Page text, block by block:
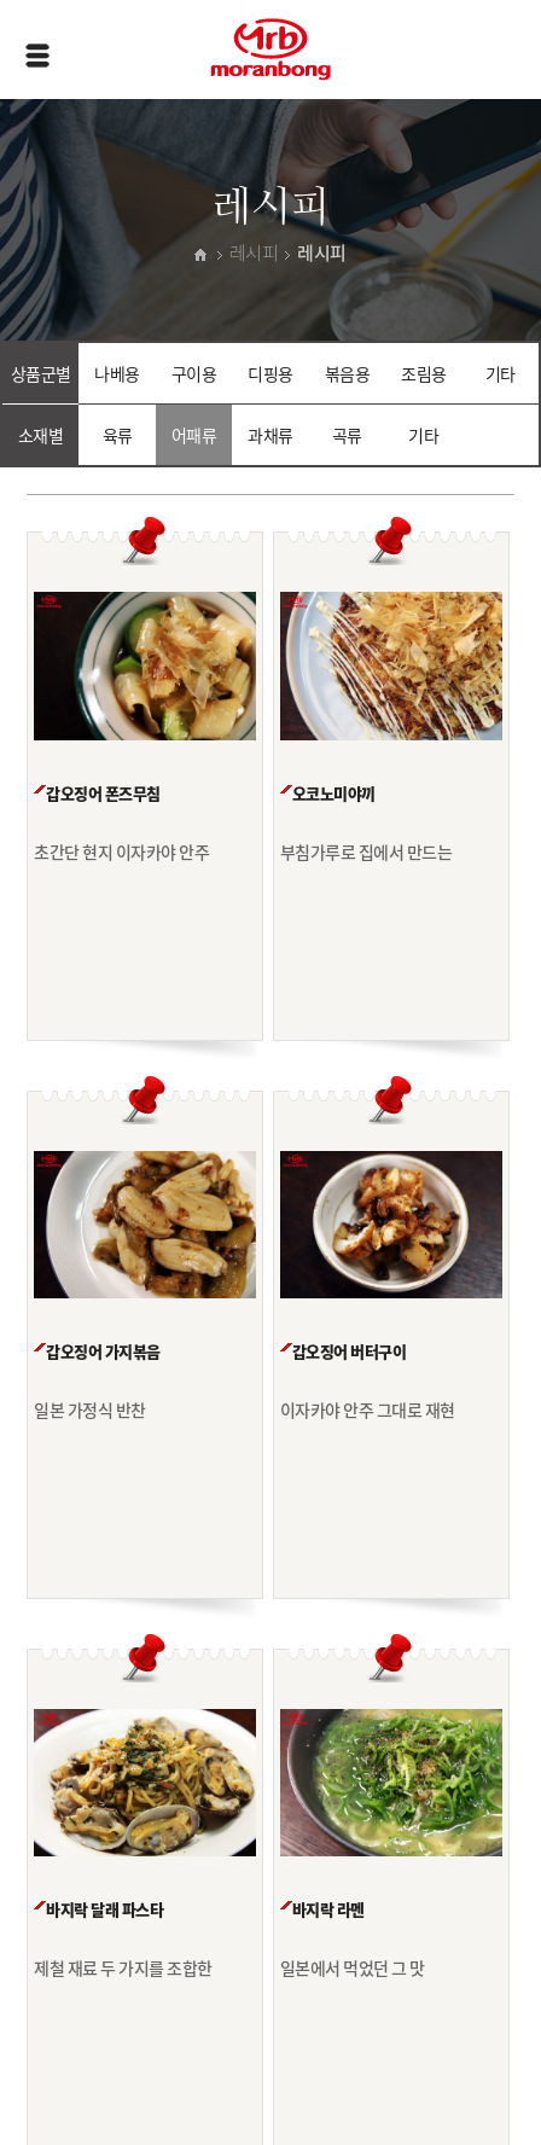
레시피
레시피 레시피
상품군별 나베용 구이용 디핑용 볶음용 조림용 기타
소재별 육류 어패류 과채류 곡류 기타
갑오징어 폰즈무침
초간단 현지 이자카야 안주
오코노미야끼
부침가루로 집에서 만드는
갑오징어 가지볶음
일본 가정식 반찬
갑오징어 버터구이
이자카야 안주 그대로 재현
바지락 달래 파스타
제철 재료 두 가지를 조합한
바지락 라멘
일본에서 먹었던 그 맛